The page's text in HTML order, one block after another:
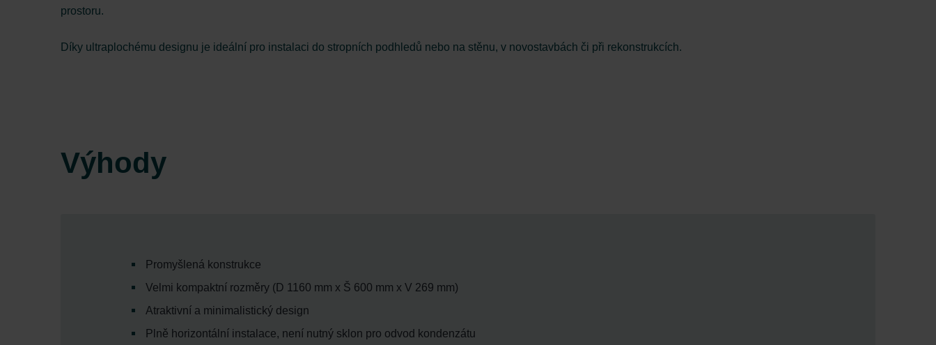
prostoru.
Díky ultraplochému designu je ideální pro instalaci do stropních podhledů nebo na stěnu, v novostavbách či při rekonstrukcích.
Výhody
Promyšlená konstrukce
Velmi kompaktní rozměry (D 1160 mm x Š 600 mm x V 269 mm)
Atraktivní a minimalistický design
Plně horizontální instalace, není nutný sklon pro odvod kondenzátu